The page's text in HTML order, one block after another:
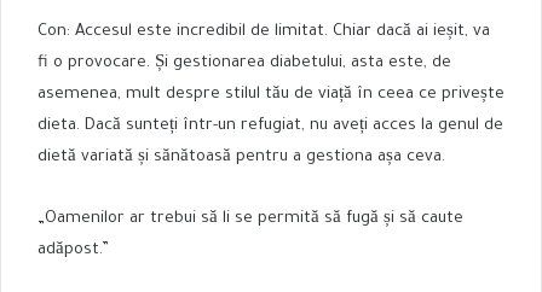
Con: Accesul este incredibil de limitat. Chiar dacă ai ieșit, va
fi o provocare. Și gestionarea diabetului, asta este, de
asemenea, mult despre stilul tău de viață în ceea ce privește
dieta. Dacă sunteți într-un refugiat, nu aveți acces la genul de
dietă variată și sănătoasă pentru a gestiona așa ceva.
„Oamenilor ar trebui să li se permită să fugă și să caute
adăpost.”